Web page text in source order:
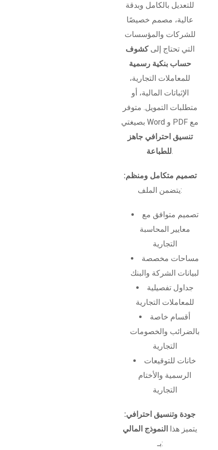
للتعديل بالكامل وبدقة
عالية، مصمم خصيصًا
للشركات والمؤسسات
التي تحتاج إلىكشوف
حساب بنكية رسمية
للمعاملات التجارية،
الإثباتات المالية، أو
متطلبات التمويل. متوفر
بصيغتي Word و PDF مع
تنسيق احترافي جاهز
للطباعة.
تصميم متكامل ومنظم:
يتضمن الملف:
تصميم متوافق مع
معايير المحاسبة
التجارية
مساحات مخصصة
لبيانات الشركة والبنك
جداول تفصيلية
للمعاملات التجارية
أقسام خاصة
بالضرائب والخصومات
التجارية
خانات للتوقيعات
الرسمية والأختام
التجارية
جودة وتنسيق احترافي:
يتميز هذا
النموذج المالي
بـ: